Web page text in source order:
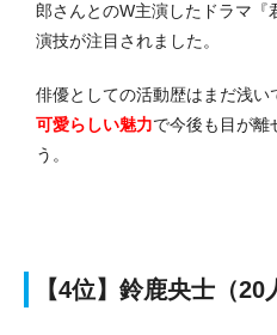
郎さんとのW主演したドラマ『
演技が注目されました。
俳優としての活動歴はまだ浅い
可愛らしい魅力で今後も目が離
う。
【4位】鈴鹿央士（20